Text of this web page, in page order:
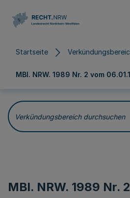
Startseite
MBl. NRW. 1989 Nr. 2 vom
Verkündungsbereich durchsuchen
MBl. NRW. 1989 Nr.